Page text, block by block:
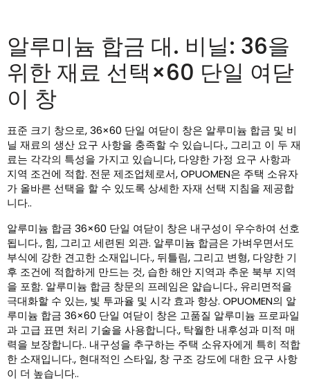
알루미늄 합금 대. 비닐: 36을
위한 재료 선택×60 단일 여닫
이 창
표준 크기 창으로, 36×60 단일 여닫이 창은 알루미늄 합금 및 비
닐 재료의 생산 요구 사항을 충족할 수 있습니다., 그리고 이 두 재
료는 각각의 특성을 가지고 있습니다, 다양한 가정 요구 사항과
지역 조건에 적합. 전문 제조업체로서, OPUOMEN은 주택 소유자
가 올바른 선택을 할 수 있도록 상세한 자재 선택 지침을 제공합
니다..
알루미늄 합금 36×60 단일 여닫이 창은 내구성이 우수하여 선호
됩니다., 힘, 그리고 세련된 외관. 알루미늄 합금은 가벼우면서도
부식에 강한 견고한 소재입니다., 뒤틀림, 그리고 변형, 다양한 기
후 조건에 적합하게 만드는 것, 습한 해안 지역과 추운 북부 지역
을 포함. 알루미늄 합금 창문의 프레임은 얇습니다., 유리면적을
극대화할 수 있는, 빛 투과율 및 시각 효과 향상. OPUOMEN의 알
루미늄 합금 36×60 단일 여닫이 창은 고품질 알루미늄 프로파일
과 고급 표면 처리 기술을 사용합니다., 탁월한 내후성과 미적 매
력을 보장합니다.. 내구성을 추구하는 주택 소유자에게 특히 적합
한 소재입니다., 현대적인 스타일, 창 구조 강도에 대한 요구 사항
이 더 높습니다..